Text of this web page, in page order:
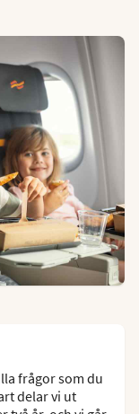
frågor som du
delar vi ut